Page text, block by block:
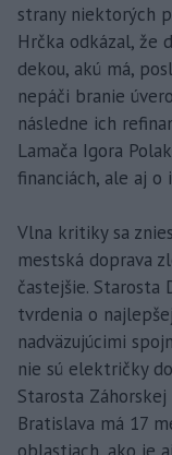
strany niektorých
Hrčka odkázal, že
dekou, akú má,
nepáči branie
následne ich
Lamača Igora
financiách, ale aj o
Vlna kritiky sa
mestská doprava
častejšie. Starosta
tvrdenia o
nadväzujúcimi
nie sú električky
Starosta
Bratislava má 17
oblastiach, ako je